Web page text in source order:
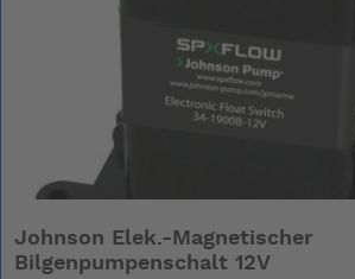
Johnson Elek.-Magnetischer
Bilgenpumpenschalt 12V